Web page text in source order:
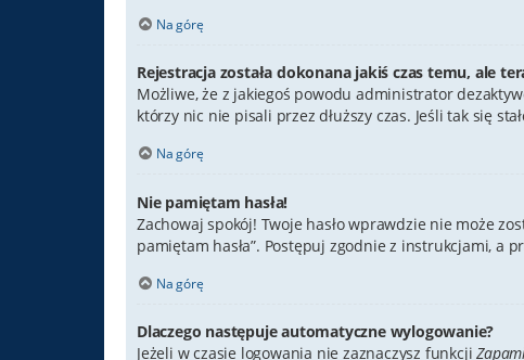
Na górę
Rejestracja została dokonana jakiś czas temu, ale
Możliwe, że z jakiegoś powodu administrator
którzy nic nie pisali przez dłuższy czas. Jeśli tak się
Na górę
Nie pamiętam hasła!
Zachowaj spokój! Twoje hasło wprawdzie nie może
pamiętam hasła”. Postępuj zgodnie z instrukcjami, a
Na górę
Dlaczego następuje automatyczne wylogowanie?
Jeżeli w czasie logowania nie zaznaczysz funkcji